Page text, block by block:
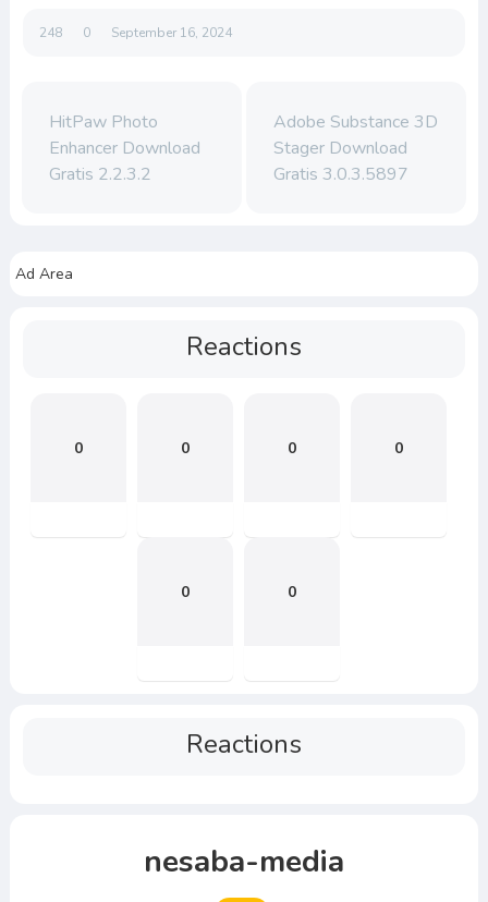
248 0 September 16, 2024
HitPaw Photo
Enhancer Download
Gratis 2.2.3.2
Adobe Substance 3D
Stager Download
Gratis 3.0.3.5897
Ad Area
Reactions
0 0 0 0
0 0
Reactions
nesaba-media